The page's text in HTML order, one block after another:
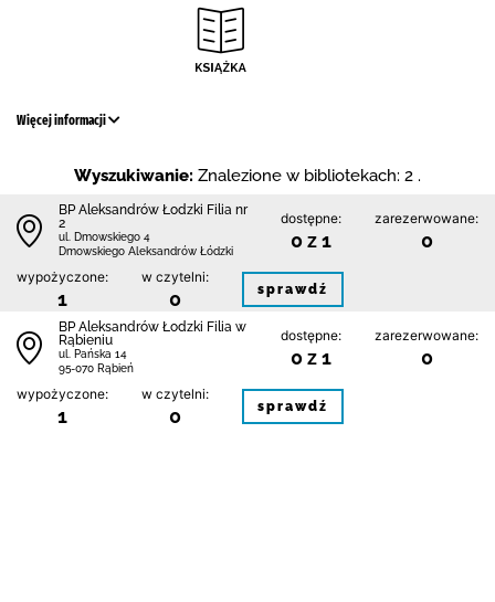
Więcej informacji
Wyszukiwanie: Znalezione w bibliotekach: 2 .
BP Aleksandrów Łodzki Filia nr
2
ul. Dmowskiego 4
Dmowskiego Aleksandrów Łódzki
dostępne:
0 z 1
zarezerwowane:
0
wypożyczone:
1
w czytelni:
0 sprawdź
BP Aleksandrów Łodzki Filia w
Rąbieniu
ul. Pańska 14
95-070 Rąbień
dostępne:
0 z 1
zarezerwowane:
0
wypożyczone:
1
w czytelni:
0 sprawdź